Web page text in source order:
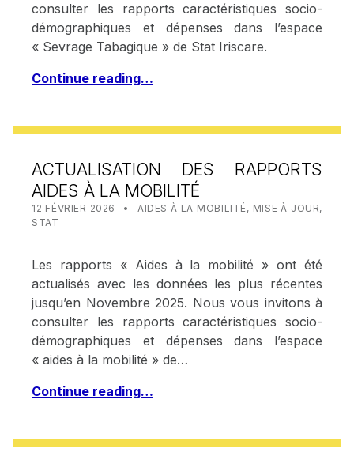
consulter les rapports caractéristiques socio-
démographiques et dépenses dans l’espace
« Sevrage Tabagique » de Stat Iriscare.
Continue reading…
ACTUALISATION DES RAPPORTS
AIDES À LA MOBILITÉ
POSTED ON:
12 FÉVRIER 2026 WRITTEN BY:
STAT IRISCARE
CATEGORIZED IN:
AIDES À LA MOBILITÉ, MISE À JOUR,
STAT
Les rapports « Aides à la mobilité » ont été
actualisés avec les données les plus récentes
jusqu’en Novembre 2025. Nous vous invitons à
consulter les rapports caractéristiques socio-
démographiques et dépenses dans l’espace
« aides à la mobilité » de…
Continue reading…